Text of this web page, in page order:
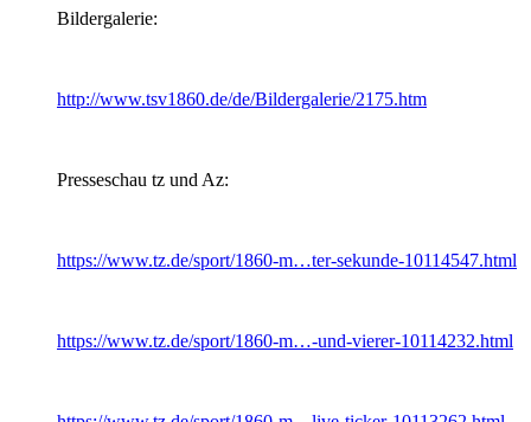
Bildergalerie:
http://www.tsv1860.de/de/Bildergalerie/2175.htm
Presseschau tz und Az:
https://www.tz.de/sport/1860-m…ter-sekunde-10114547.html
https://www.tz.de/sport/1860-m…-und-vierer-10114232.html